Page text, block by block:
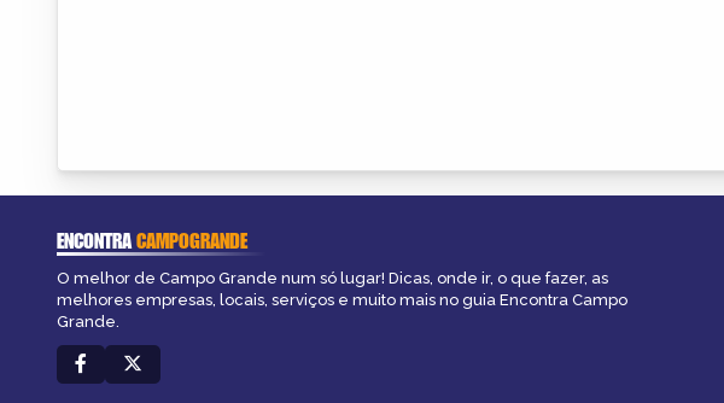
ENCONTRACAMPOGRANDE
O melhor de Campo Grande num só lugar! Dicas, onde ir, o que fazer, as
melhores empresas, locais, serviços e muito mais no guia Encontra Campo
Grande.